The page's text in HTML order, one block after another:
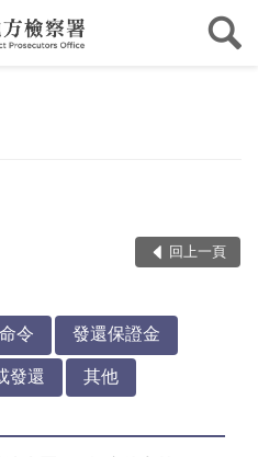
回上一頁
令 發還保證金
發還 其他